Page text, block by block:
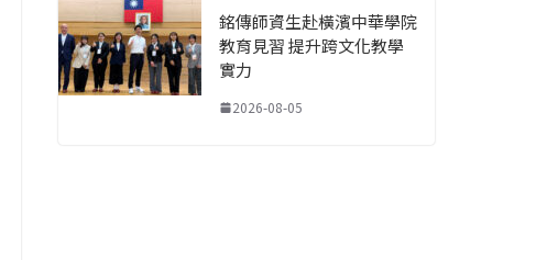
銘傳師資生赴橫濱中華學院
教育見習 提升跨文化教學
實力
2026-08-05